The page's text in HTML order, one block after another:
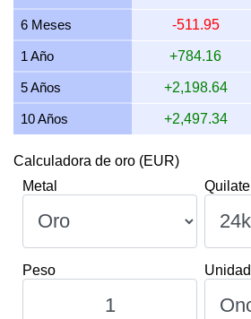
9 julio 2026 87.11
8 julio 2026 2,669.86 85.84
6 Meses -511.95
1 Año +784.16
5 Años +2,198.64
10 Años +2,497.34
Calculadora de oro (EUR)
Metal
Quilate
Peso Unidad